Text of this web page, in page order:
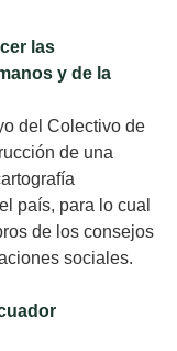
las
y de la
del Colectivo de
de una
país, para lo cual
de los consejos
sociales.